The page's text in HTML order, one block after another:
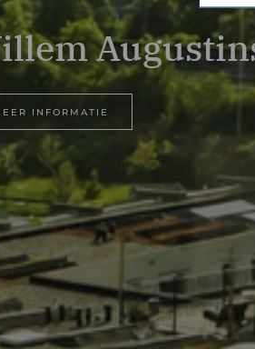
INFORMATIE